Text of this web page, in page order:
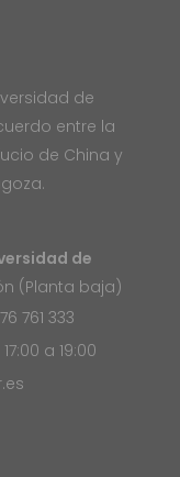
de
entre la
de China y
de
(Planta baja)
761 333
a 19:00